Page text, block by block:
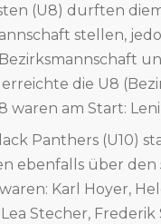
(U8) durften
stellen,
die U8
waren am Start:
Panthers (U10)
ebenfalls über den
Karl Hoyer,
Stecher,